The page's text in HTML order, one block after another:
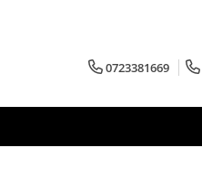
0723381669